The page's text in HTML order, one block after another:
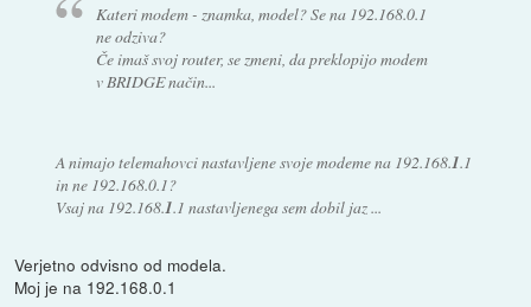
Kateri modem - znamka, model? Se na 192.168.0.1
ne odziva?
Če imaš svoj router, se zmeni, da preklopijo modem
v BRIDGE način...
A nimajo telemahovci nastavljene svoje modeme na 192.168.1.1
in ne 192.168.0.1?
Vsaj na 192.168.1.1 nastavljenega sem dobil jaz ...
Verjetno odvisno od modela.
Moj je na 192.168.0.1